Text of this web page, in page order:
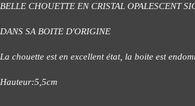
BELLE CHOUETTE EN CRISTAL OPALESCENT
DANS SA BOITE D'ORIGINE
La chouette est en excellent état, la boite est
Hauteur:5,5cm